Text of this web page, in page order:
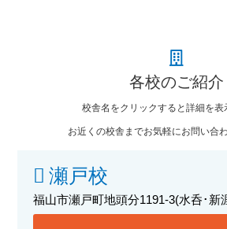
各校のご紹介
校舎名をクリックすると詳細を表
お近くの校舎までお気軽にお問い合
瀬戸校
福山市瀬戸町地頭分1191-3(水呑･新